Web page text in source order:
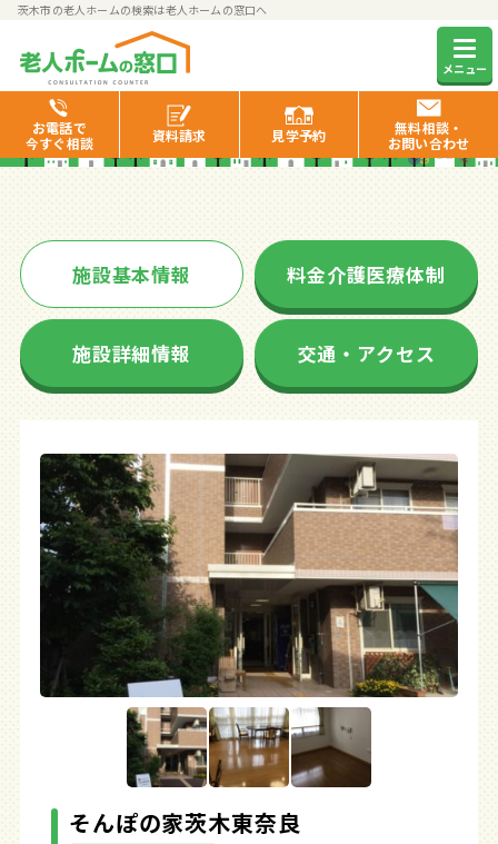
茨木市の老人ホームの検索は老人ホームの窓口へ
メニュー
お電話で
今すぐ相談
資料請求 見学予約
無料相談・
お問い合わせ
そんぽの家茨木東奈良
施設基本情報 料金介護医療体制
施設詳細情報 交通・アクセス
そんぽの家茨木東奈良